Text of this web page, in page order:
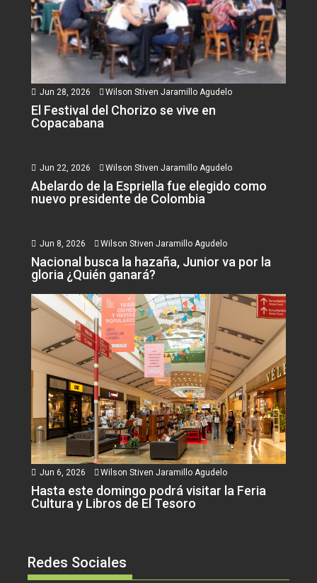
Jun 28, 2026 Wilson Stiven Jaramillo Agudelo
El Festival del Chorizo se vive en
Copacabana
Jun 22, 2026 Wilson Stiven Jaramillo Agudelo
Abelardo de la Espriella fue elegido como
nuevo presidente de Colombia
Jun 8, 2026 Wilson Stiven Jaramillo Agudelo
Nacional busca la hazaña, Junior va por la
gloria ¿Quién ganará?
Jun 6, 2026 Wilson Stiven Jaramillo Agudelo
Hasta este domingo podrá visitar la Feria
Cultura y Libros de El Tesoro
Redes Sociales